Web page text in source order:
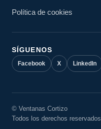
Política de cookies
SÍGUENOS
Facebook X LinkedIn
© Ventanas Cortizo
Todos los derechos reservados.